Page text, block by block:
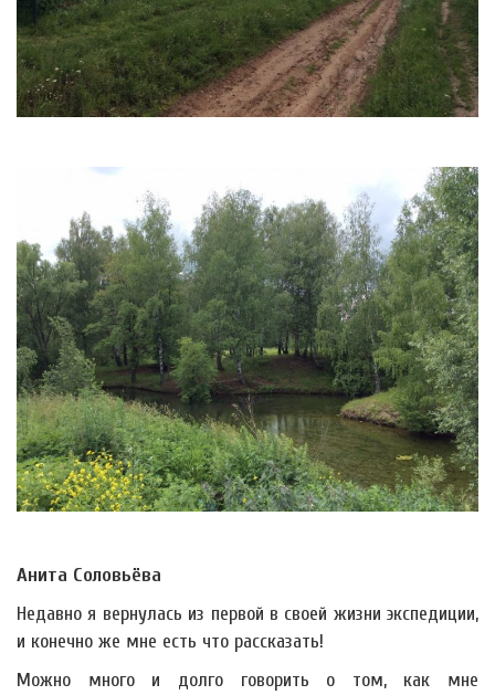
Анита Соловьёва
Недавно я вернулась из первой в своей жизни экспедиции,
и конечно же мне есть что рассказать!
Можно много и долго говорить о том, как мне